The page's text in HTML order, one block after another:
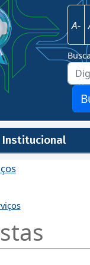
- 2ª Região
A-
Institucional